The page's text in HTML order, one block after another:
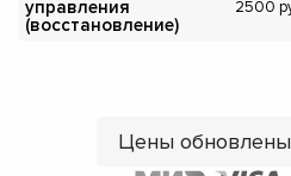
управления
(восстановление)
2500
Цены обновлены